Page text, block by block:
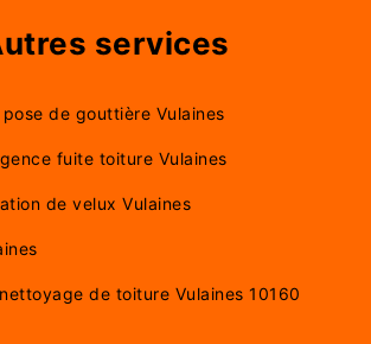
services
de gouttière Vulaines
fuite toiture Vulaines
de velux Vulaines
de toiture Vulaines 10160